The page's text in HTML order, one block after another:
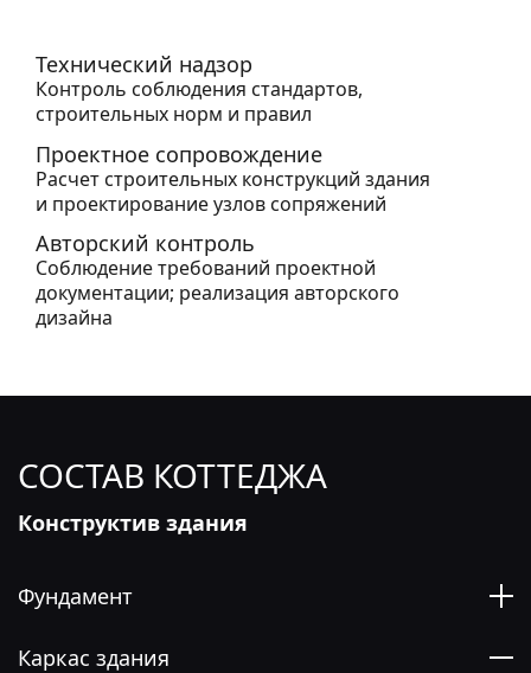
Технический надзор
Контроль соблюдения стандартов,
строительных норм и правил
Проектное сопровождение
Расчет строительных конструкций здания
и проектирование узлов сопряжений
Авторский контроль
Соблюдение требований проектной
документации; реализация авторского
дизайна
СОСТАВ КОТТЕДЖА
Конструктив здания
Фундамент
Каркас здания